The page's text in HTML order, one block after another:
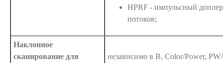
HPRF - импульсный
потоков;
Наклонное
сканирование для
независимо в B, Color/Power,